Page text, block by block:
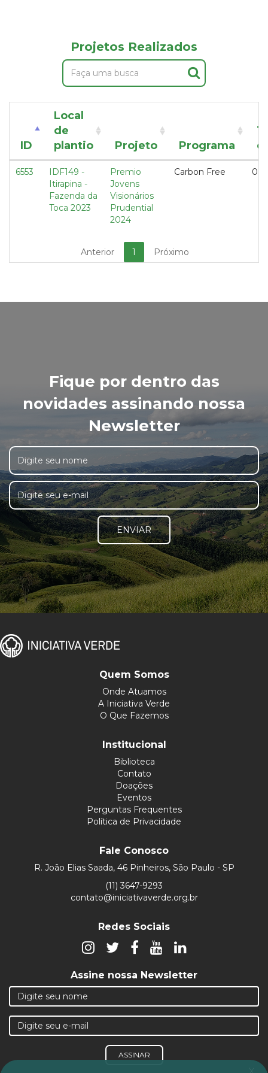
Projetos Realizados
ID
Local
de
plantio
Projeto Programa
6553
IDF149 -
Itirapina -
Fazenda da
Toca 2023
Premio
Jovens
Visionários
Prudential
2024
Carbon Free
Anterior 1 Próximo
Fique por dentro das
novidades assinando nossa
Newsletter
ENVIAR
Quem Somos
Onde Atuamos
A Iniciativa Verde
O Que Fazemos
Institucional
Biblioteca
Contato
Doações
Eventos
Perguntas Frequentes
Política de Privacidade
Fale Conosco
R. João Elias Saada, 46 Pinheiros, São Paulo - SP
(11) 3647-9293
contato@iniciativaverde.org.br
Redes Sociais
Assine nossa Newsletter
ASSINAR